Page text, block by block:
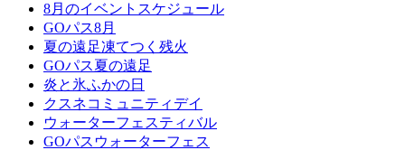
8月のイベントスケジュール
GOパス8月
夏の遠足凍てつく残火
GOパス夏の遠足
炎と氷ふかの日
クスネコミュニティデイ
ウォーターフェスティバル
GOパスウォーターフェス